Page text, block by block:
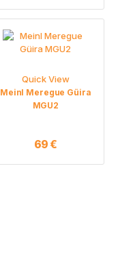
Quick View
Meinl Meregue Güira
MGU2
69€